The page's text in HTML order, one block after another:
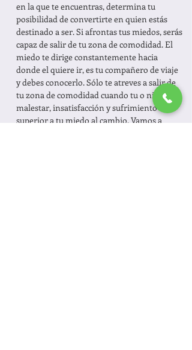
en la que te encuentras, determina tu
posibilidad de convertirte en quien estás
destinado a ser. Si afrontas tus miedos, serás
capaz de salir de tu zona de comodidad. El
miedo te dirige constantemente hacia
donde el quiere ir, es tu compañero de viaje
y debes conocerlo. Sólo te atreves a salir de
tu zona de comodidad cuando tu o nivel de
malestar, insatisfacción y sufrimiento es
superior a tu miedo al cambio. Vamos a